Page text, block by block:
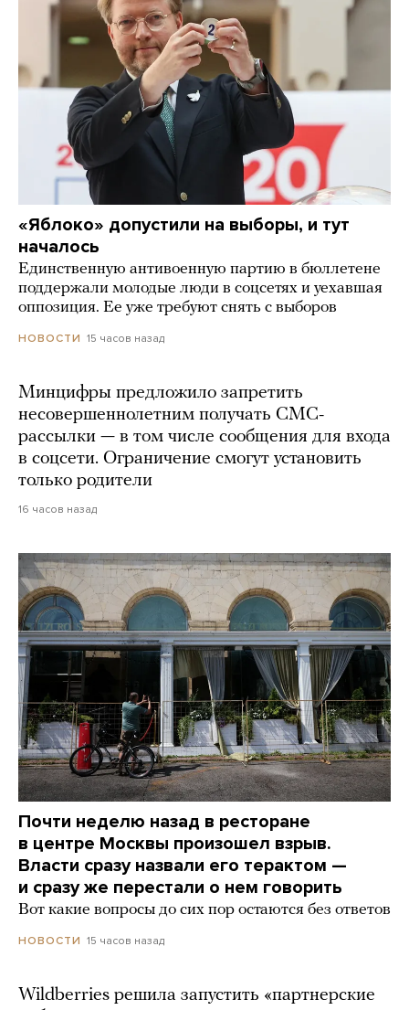
«Яблоко» допустили на выборы, и тут
началось
Единственную антивоенную партию в бюллетене
поддержали молодые люди в соцсетях и уехавшая
оппозиция. Ее уже требуют снять с выборов
НОВОСТИ 15 часов назад
Минцифры предложило запретить
несовершеннолетним получать СМС-
рассылки — в том числе сообщения для входа
в соцсети. Ограничение смогут установить
только родители
16 часов назад
Почти неделю назад в ресторане
в центре Москвы произошел взрыв.
Власти сразу назвали его терактом —
и сразу же перестали о нем говорить
Вот какие вопросы до сих пор остаются без ответов
НОВОСТИ 15 часов назад
Wildberries решила запустить «партнерские